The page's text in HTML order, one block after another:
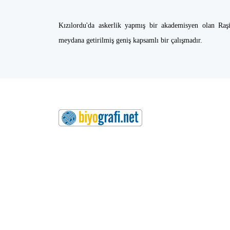
Kızılordu'da askerlik yapmış bir akademisyen olan
meydana getirilmiş geniş kapsamlı bir çalışmadır.